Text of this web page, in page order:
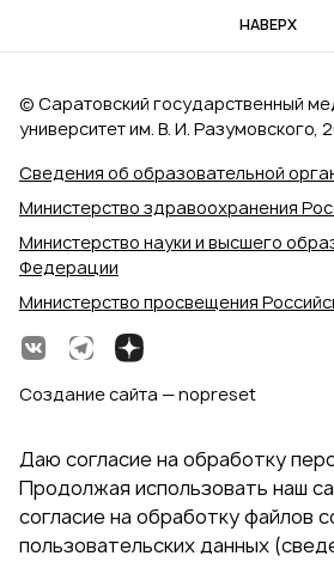
НАВЕРХ
Сведения об образовательной
Министерство здравоохранения
Министерство науки и высшего
Федерации
Министерство просвещения
© Саратовский государственный
университет им. В. И. Разумовского,
Создание сайта — nopreset
Даю согласие на обработку
Продолжая использовать наш
согласие на обработку файлов
пользовательских данных